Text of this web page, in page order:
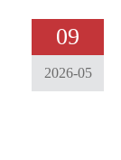
09
2026-05